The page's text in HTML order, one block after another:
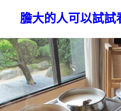
膽大的人可以試試